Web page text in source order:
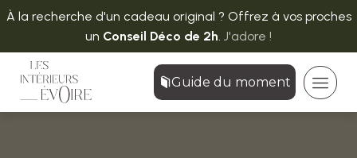
À la recherche d'un cadeau original ? Offrez à vos proches
un Conseil Déco de 2h. J'adore !
Guide du moment